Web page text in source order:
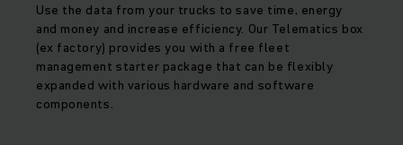
Use the data from your trucks to save time, energy
and money and increase efficiency. Our Telematics box
(ex factory) provides you with a free fleet
management starter package that can be flexibly
expanded with various hardware and software
components.